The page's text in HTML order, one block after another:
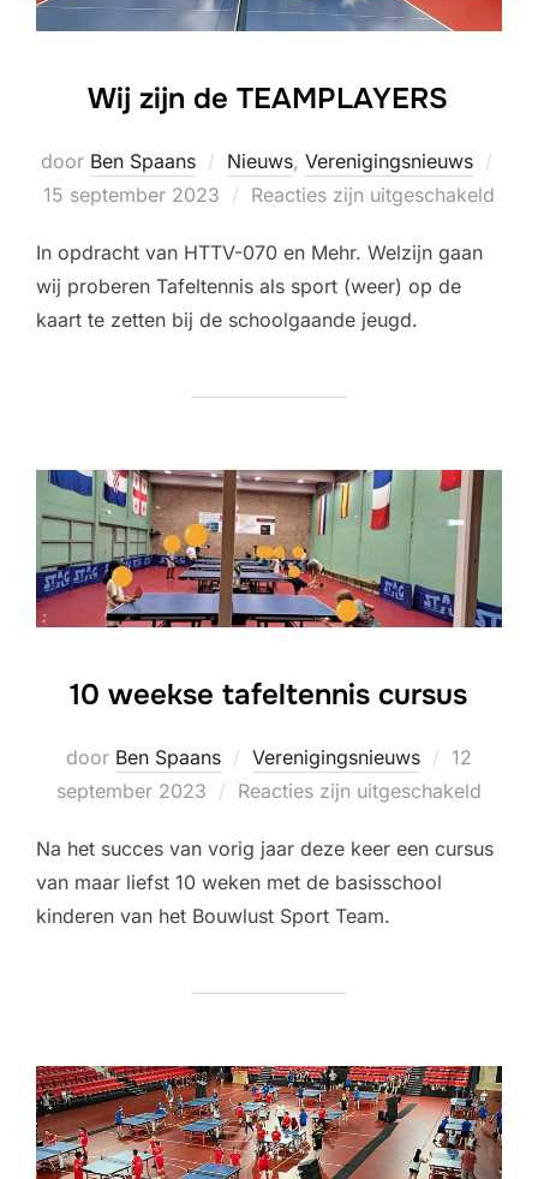
Wij zijn de TEAMPLAYERS
door Ben Spaans Nieuws, Verenigingsnieuws
15 september 2023 Reacties zijn uitgeschakeld
In opdracht van HTTV-070 en Mehr. Welzijn gaan
wij proberen Tafeltennis als sport (weer) op de
kaart te zetten bij de schoolgaande jeugd.
10 weekse tafeltennis cursus
door Ben Spaans Verenigingsnieuws
Geplaatst
op
12
september 2023
Reacties zijn uitgeschakeld
Na het succes van vorig jaar deze keer een cursus
van maar liefst 10 weken met de basisschool
kinderen van het Bouwlust Sport Team.